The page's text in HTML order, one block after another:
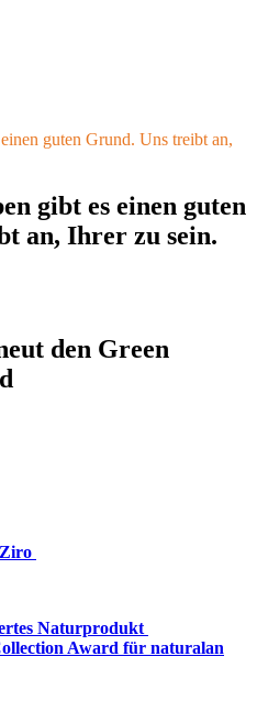
guten Grund. Uns treibt an,
gibt es einen guten
an, Ihrer zu sein.
den Green
Naturprodukt
Award für naturalan